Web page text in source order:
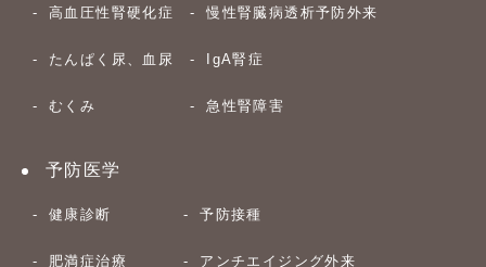
高血圧性腎硬化症 慢性腎臓病透析予防外来
たんぱく尿、血尿 IgA腎症
むくみ 急性腎障害
予防医学
健康診断 予防接種
肥満症治療 アンチエイジング外来